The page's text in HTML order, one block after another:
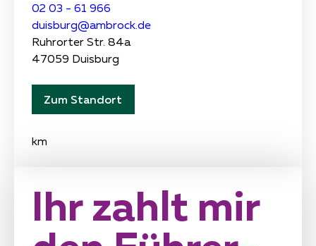
02 03 - 61 966
duisburg@ambrock.de
Ruhrorter Str. 84a
47059 Duisburg
Zum Standort
km
Ihr zahlt mir